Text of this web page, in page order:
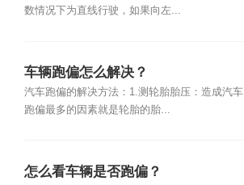
数情况下为直线行驶，如果向左...
车辆跑偏怎么解决？
汽车跑偏的解决方法：1.测轮胎胎压：造成汽车
跑偏最多的因素就是轮胎的胎...
怎么看车辆是否跑偏？